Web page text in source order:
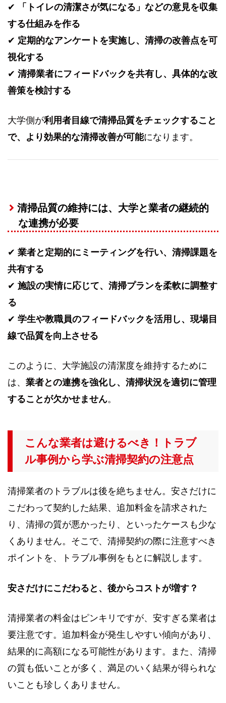
✔
「トイレの清潔さが気になる」などの意見を収集
する仕組みを作る
✔ 定期的なアンケートを実施し、清掃の改善点を可
視化する
✔ 清掃業者にフィードバックを共有し、具体的な改
善策を検討する
大学側が利用者目線で清掃品質をチェックすること
で、より効果的な清掃改善が可能になります。
清掃品質の維持には、大学と業者の継続的
な連携が必要
✔ 業者と定期的にミーティングを行い、清掃課題を
共有する
✔ 施設の実情に応じて、清掃プランを柔軟に調整す
る
✔ 学生や教職員のフィードバックを活用し、現場目
線で品質を向上させる
このように、大学施設の清潔度を維持するために
は、 業者との連携を強化し、清掃状況を適切に管理
することが欠かせません。
こんな業者は避けるべき！トラブ
ル事例から学ぶ清掃契約の注意点
清掃業者のトラブルは後を絶ちません。安さだけに
こだわって契約した結果、追加料金を請求された
り、清掃の質が悪かったり、といったケースも少な
くありません。そこで、清掃契約の際に注意すべき
ポイントを、トラブル事例をもとに解説します。
安さだけにこだわると、後からコストが増す？
清掃業者の料金はピンキリですが、安すぎる業者は
要注意です。追加料金が発生しやすい傾向があり、
結果的に高額になる可能性があります。また、清掃
の質も低いことが多く、満足のいく結果が得られな
いことも珍しくありません。